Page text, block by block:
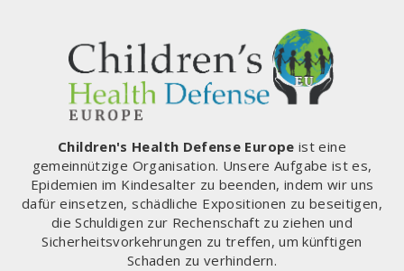
Children's Health Defense Europe ist eine
gemeinnützige Organisation. Unsere Aufgabe ist es,
Epidemien im Kindesalter zu beenden, indem wir uns
dafür einsetzen, schädliche Expositionen zu beseitigen,
die Schuldigen zur Rechenschaft zu ziehen und
Sicherheitsvorkehrungen zu treffen, um künftigen
Schaden zu verhindern.